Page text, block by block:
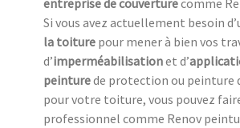
Si vous avez actuellement besoin
la toiture pour mener à bien vos
d’imperméabilisationet d’
peinturede protection ou peinture
pour votre toiture, vous pouvez
professionnel comme Renov